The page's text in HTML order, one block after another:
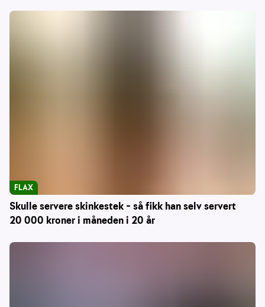
Skulle servere skinkestek – så fikk han selv servert
20 000 kroner i måneden i 20 år
FLAX